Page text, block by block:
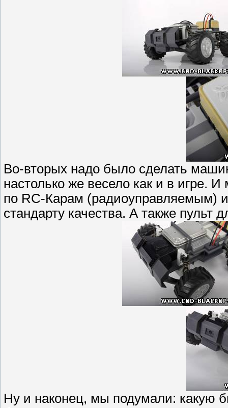
Во-вторых надо было сделать
настолько же весело как и в игре.
по RC-Карам (радиоуправляемым)
стандарту качества. А также пульт
Ну и наконец, мы подумали: какую